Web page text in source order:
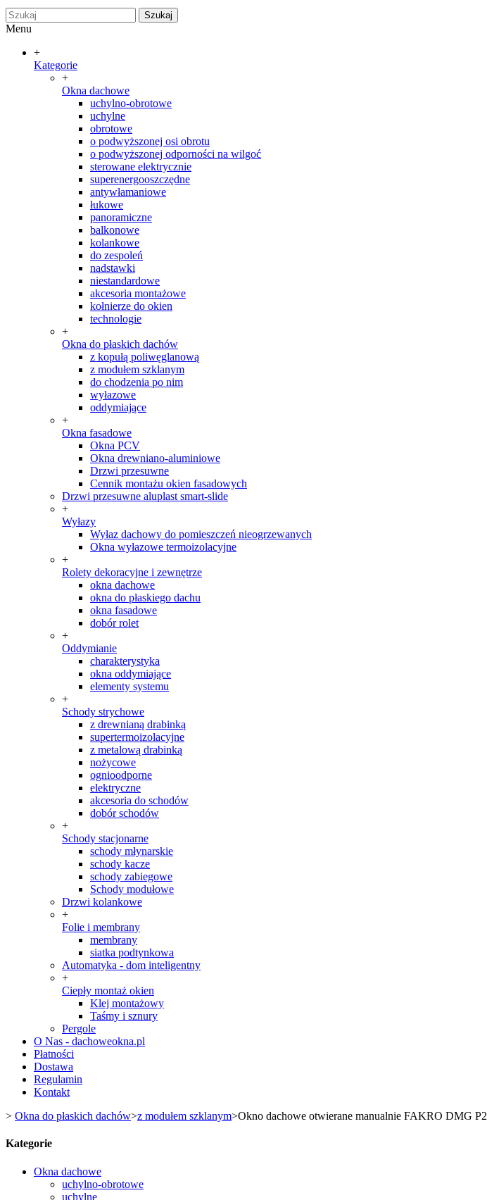
Szukaj
Menu
+
Kategorie
+
Okna dachowe
uchylno-obrotowe
uchylne
obrotowe
o podwyższonej osi obrotu
o podwyższonej odporności na wilgoć
sterowane elektrycznie
superenergooszczędne
antywłamaniowe
łukowe
panoramiczne
balkonowe
kolankowe
do zespoleń
nadstawki
niestandardowe
akcesoria montażowe
kołnierze do okien
technologie
+
Okna do płaskich dachów
z kopułą poliwęglanową
z modułem szklanym
do chodzenia po nim
wyłazowe
oddymiające
+
Okna fasadowe
Okna PCV
Okna drewniano-aluminiowe
Drzwi przesuwne
Cennik montażu okien fasadowych
Drzwi przesuwne aluplast smart-slide
+
Wyłazy
Wyłaz dachowy do pomieszczeń nieogrzewanych
Okna wyłazowe termoizolacyjne
+
Rolety dekoracyjne i zewnętrze
okna dachowe
okna do płaskiego dachu
okna fasadowe
dobór rolet
+
Oddymianie
charakterystyka
okna oddymiające
elementy systemu
+
Schody strychowe
z drewnianą drabinką
supertermoizolacyjne
z metalową drabinką
nożycowe
ognioodporne
elektryczne
akcesoria do schodów
dobór schodów
+
Schody stacjonarne
schody młynarskie
schody kacze
schody zabiegowe
Schody modułowe
Drzwi kolankowe
+
Folie i membrany
membrany
siatka podtynkowa
Automatyka - dom inteligentny
+
Ciepły montaż okien
Klej montażowy
Taśmy i sznury
Pergole
O Nas - dachoweokna.pl
Płatności
Dostawa
Regulamin
Kontakt
> Okna do płaskich dachów>z modułem szklanym>Okno dachowe otwierane manualnie FAKRO DMG P2
Kategorie
Okna dachowe
uchylno-obrotowe
uchylne